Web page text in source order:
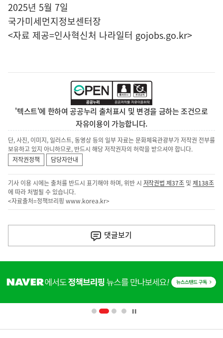
2025년 5월 7일
국가미세먼지정보센터장
<자료 제공=인사혁신처 나라일터 gojobs.go.kr>
'텍스트'에 한하여 공공누리 출처표시 및 변경을 금하는 조건으로
자유이용이 가능합니다.
단, 사진, 이미지, 일러스트, 동영상 등의 일부 자료는 문화체육관광부가 저작권 전부를
보유하고 있지 아니하므로, 반드시 해당 저작권자의 허락을 받으셔야 합니다.
저작권정책
담당자안내
기사 이용 시에는 출처를 반드시 표기해야 하며, 위반 시 저작권법 제37조 및제138조
에 따라 처벌될 수 있습니다.
<자료출처=정책브리핑 www.korea.kr>
다
음
기
댓글보기
단
영